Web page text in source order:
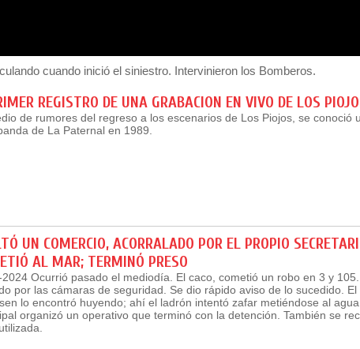
cuando inició el siniestro. Intervinieron los Bomberos.
REGISTRO DE UNA GRABACION EN VIVO DE LOS
de rumores del regreso a los escenarios de Los Piojos, se conoció
de La Paternal en 1989.
UN COMERCIO, ACORRALADO POR EL PROPIO
AL MAR; TERMINÓ PRESO
Ocurrió pasado el mediodía. El caco, cometió un robo en 3 y
por las cámaras de seguridad. Se dio rápido aviso de lo sucedido.
lo encontró huyendo; ahí el ladrón intentó zafar metiéndose al
organizó un operativo que terminó con la detención. También se